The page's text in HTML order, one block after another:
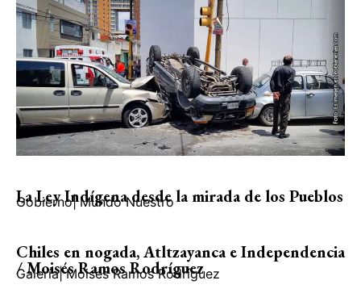
La Ley Indígena desde la mirada de los Pueblos
Gobierno| Mundo Nuestro
Chiles en nogada, Atltzayanca e Independencia
/ Moisés Ramos Rodríguez
Galería| Moisés Ramos Rodríguez